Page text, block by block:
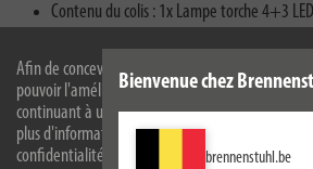
Afin de concevoir notre site web de manière
pouvoir l'améliorer en permanence, nous utilisons
continuant à utiliser le site web, vous acceptez
plus d'informations sur les cookies, veuillez
confidentialité.
Bienvenue chez
brennenstuhl.be
Contenu du colis : 1x Lampe torche 4+3